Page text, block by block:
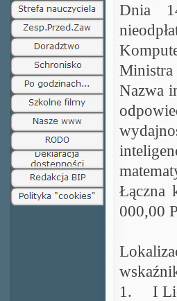
Dnia
Ministra
Nazwa
Łączna
000,00
1.
I